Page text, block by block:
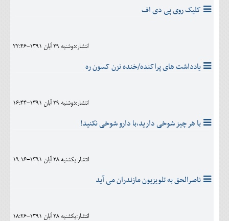
کلیک روی پی دی اف
انتشار:دوشنبه 29 آبان 1391-22:46
یادداشت های پراکنده/خنده نزن کسون ره
انتشار:دوشنبه 29 آبان 1391-16:44
با هر چیز شوخی دارید،با دارو شوخی نکنید!
انتشار:يکشنبه 28 آبان 1391-19:16
ناصرالحق به تلویزیون مازندران می آید
انتشار:يکشنبه 28 آبان 1391-18:26